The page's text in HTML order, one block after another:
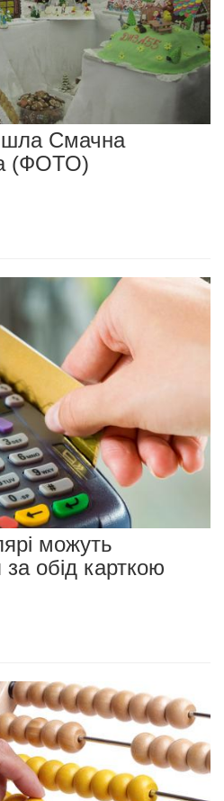
Смачна
(ФОТО)
можуть
за обід карткою